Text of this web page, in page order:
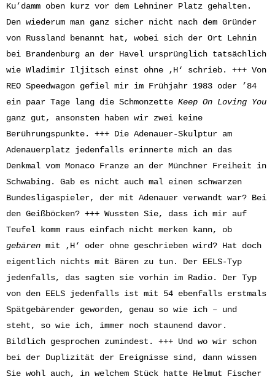
Ku’damm oben kurz vor dem Lehniner Platz gehalten.
Den wiederum man ganz sicher nicht nach dem Gründer
von Russland benannt hat, wobei sich der Ort Lehnin
bei Brandenburg an der Havel ursprünglich tatsächlich
wie Wladimir Iljitsch einst ohne ‚H‘ schrieb. +++ Von
REO Speedwagon gefiel mir im Frühjahr 1983 oder ’84
ein paar Tage lang die Schmonzette Keep On Loving You
ganz gut, ansonsten haben wir zwei keine
Berührungspunkte. +++ Die Adenauer-Skulptur am
Adenauerplatz jedenfalls erinnerte mich an das
Denkmal vom Monaco Franze an der Münchner Freiheit in
Schwabing. Gab es nicht auch mal einen schwarzen
Bundesligaspieler, der mit Adenauer verwandt war? Bei
den Geißböcken? +++ Wussten Sie, dass ich mir auf
Teufel komm raus einfach nicht merken kann, ob
gebären mit ‚H‘ oder ohne geschrieben wird? Hat doch
eigentlich nichts mit Bären zu tun. Der EELS-Typ
jedenfalls, das sagten sie vorhin im Radio. Der Typ
von den EELS jedenfalls ist mit 54 ebenfalls erstmals
Spätgebärender geworden, genau so wie ich – und
steht, so wie ich, immer noch staunend davor.
Bildlich gesprochen zumindest. +++ Und wo wir schon
bei der Duplizität der Ereignisse sind, dann wissen
Sie wohl auch, in welchem Stück hatte Helmut Fischer